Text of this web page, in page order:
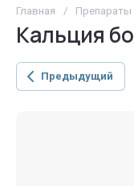
Главная / Препараты
Кальция
Предыдущий